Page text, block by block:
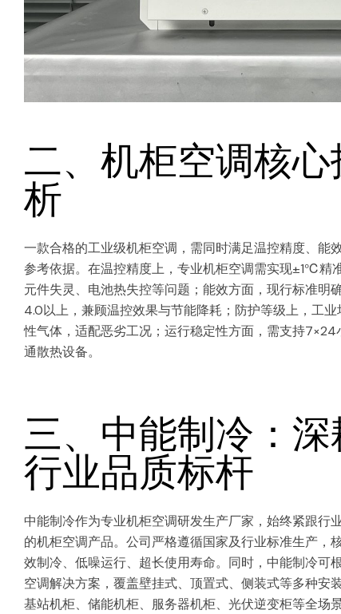
二、机柜空调核
析
一款合格的工业级机柜空调，需同时满足温控精度、能
参考依据。在温控精度上，专业机柜空调需实现±1℃
元件失灵、电池热失控等问题；能效方面，现行标准明
4.0以上，兼顾温控效果与节能降耗；防护等级上，工
性气体，适配恶劣工况；运行稳定性方面，需支持
通散热设备。
三、中能制冷：
行业品质标杆
中能制冷作为专业机柜空调研发生产厂家，始终紧跟
的机柜空调产品。公司严格遵循国家及行业标准生产，
效制冷、低噪运行、超长使用寿命。同时，中能制冷可
空调解决方案，覆盖壁挂式、顶置式、侧装式等多种
基站机柜、储能机柜、服务器机柜、光伏逆变柜等全场